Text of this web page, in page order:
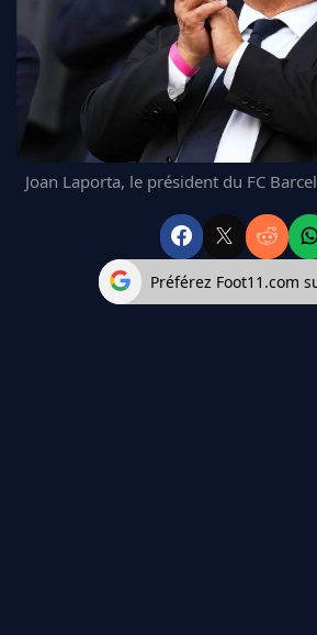
REAL MADRID
FC BARCELONE
MANCHESTER UNITED
CHELSEA
L'AVIS DE LA RÉDAC'
Joan Laporta, le président du FC
Préférez Foot11.com